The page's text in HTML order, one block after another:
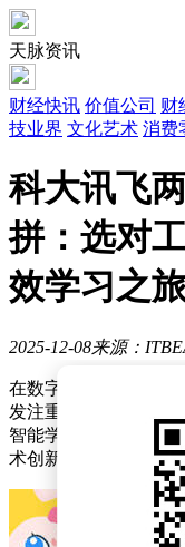
天脉资讯
财经快讯 价值公司 财
技业界 文化艺术 消费
科大讯飞
拼：选对
效学习之
2025-12-08来源：
在数字化教育浪潮席
发注重科技赋能与个
智能学习设备
术创新，成为教育科